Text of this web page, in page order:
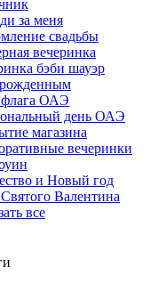
за меня
свадьбы
вечеринка
бэби шауэр
ОАЭ
день ОАЭ
магазина
вечеринки
и Новый год
Валентина
все